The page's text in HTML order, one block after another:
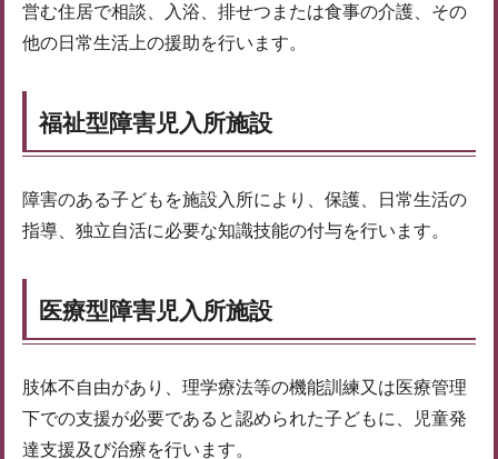
営む住居で相談、入浴、排せつまたは食事の介護、その
他の日常生活上の援助を行います。
福祉型障害児入所施設
障害のある子どもを施設入所により、保護、日常生活の
指導、独立自活に必要な知識技能の付与を行います。
医療型障害児入所施設
肢体不自由があり、理学療法等の機能訓練又は医療管理
下での支援が必要であると認められた子どもに、児童発
達支援及び治療を行います。